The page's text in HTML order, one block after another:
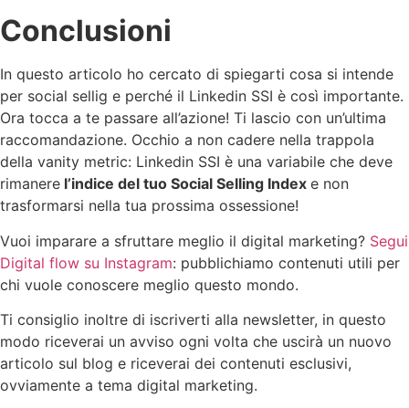
Conclusioni
In questo articolo ho cercato di spiegarti cosa si intende
per social sellig e perché il Linkedin SSI è così importante.
Ora tocca a te passare all’azione! Ti lascio con un’ultima
raccomandazione. Occhio a non cadere nella trappola
della vanity metric: Linkedin SSI è una variabile che deve
rimanere l’indice del tuo Social Selling Index e non
trasformarsi nella tua prossima ossessione!
Vuoi imparare a sfruttare meglio il digital marketing? Segui
Digital flow su Instagram: pubblichiamo contenuti utili per
chi vuole conoscere meglio questo mondo.
Ti consiglio inoltre di iscriverti alla newsletter, in questo
modo riceverai un avviso ogni volta che uscirà un nuovo
articolo sul blog e riceverai dei contenuti esclusivi,
ovviamente a tema digital marketing.